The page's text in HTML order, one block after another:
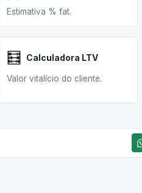
Estimativa % fat.
🧮 Calculadora LTV
Valor vitalício do cliente.